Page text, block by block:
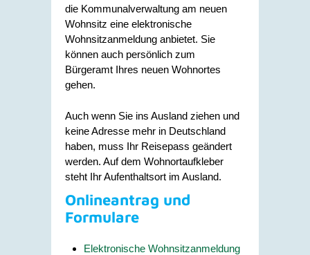
die Kommunalverwaltung am neuen
Wohnsitz eine elektronische
Wohnsitzanmeldung anbietet. Sie
können auch persönlich zum
Bürgeramt Ihres neuen Wohnortes
gehen.
Auch wenn Sie ins Ausland ziehen und
keine Adresse mehr in Deutschland
haben, muss Ihr Reisepass geändert
werden. Auf dem Wohnortaufkleber
steht Ihr Aufenthaltsort im Ausland.
Onlineantrag und
Formulare
Elektronische Wohnsitzanmeldung